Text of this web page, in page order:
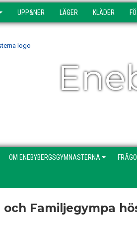
UPP&NER LÄGER KLÄDER
OM ENEBYBERGSGYMNASTERNA
och Familjegympa